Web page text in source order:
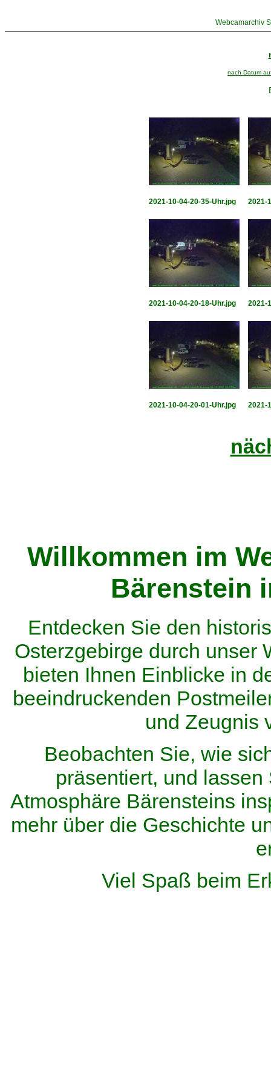
Webcamarchiv
nach Datum
2021-10-04-20-35-Uhr.jpg 2021-
2021-10-04-20-18-Uhr.jpg 2021-
2021-10-04-20-01-Uhr.jpg 2021-
Willkommen im
Bärenstein
Entdecken Sie den
Osterzgebirge durch unser
bieten Ihnen Einblicke in
beeindruckenden
und Zeugnis
Beobachten Sie, wie
präsentiert, und
Atmosphäre Bärensteins
mehr über die Geschichte
Viel Spaß beim